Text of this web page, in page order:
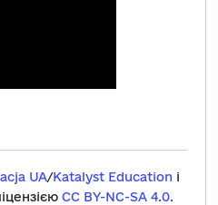
UA/Katalyst Education і
CC BY-NC-SA 4.0.